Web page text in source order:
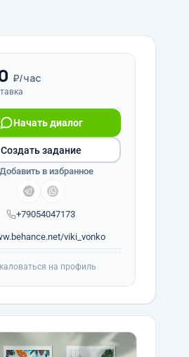
₽/час
+79054047173
Начать диалог
viki_vonko
Создать задание
Добавить в избранное
на профиль